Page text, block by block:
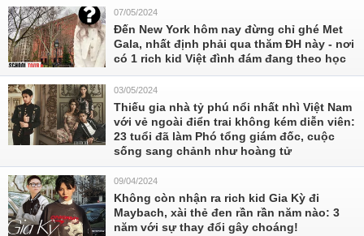
07/05/2024
Đến New York hôm nay đừng chỉ ghé Met
Gala, nhất định phải qua thăm ĐH này - nơi
có 1 rich kid Việt đình đám đang theo học
03/05/2024
Thiếu gia nhà tỷ phú nổi nhất nhì Việt Nam
với vẻ ngoài điển trai không kém diễn viên:
23 tuổi đã làm Phó tổng giám đốc, cuộc
sống sang chảnh như hoàng tử
09/04/2024
Không còn nhận ra rich kid Gia Kỳ đi
Maybach, xài thẻ đen rần rần năm nào: 3
năm với sự thay đổi gây choáng!